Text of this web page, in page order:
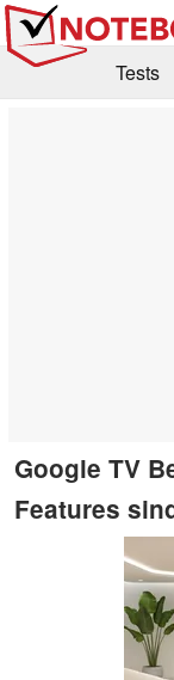
Tests
Google TV
Features